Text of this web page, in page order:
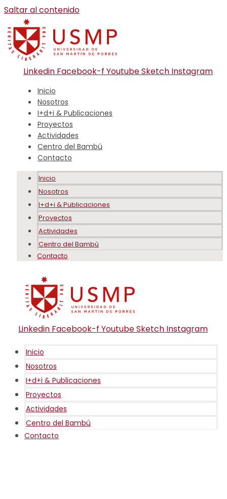
Saltar al contenido
Linkedin Facebook-f YoutubeSketch Instagram
Inicio
Nosotros
I+d+i & Publicaciones
Proyectos
Actividades
Centro del Bambú
Contacto
Inicio
Nosotros
I+d+i & Publicaciones
Proyectos
Actividades
Centro del Bambú
Contacto
Linkedin Facebook-f YoutubeSketch Instagram
Inicio
Nosotros
I+d+i & Publicaciones
Proyectos
Actividades
Centro del Bambú
Contacto